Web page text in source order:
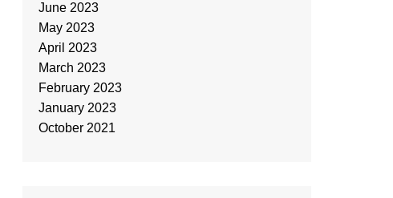
June 2023
May 2023
April 2023
March 2023
February 2023
January 2023
October 2021